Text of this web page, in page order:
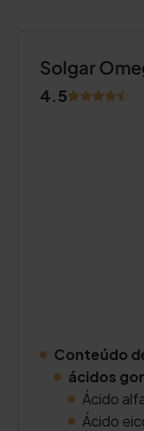
Solgar
4.5
Conteúdo
ácidos
Ácido
Ácido